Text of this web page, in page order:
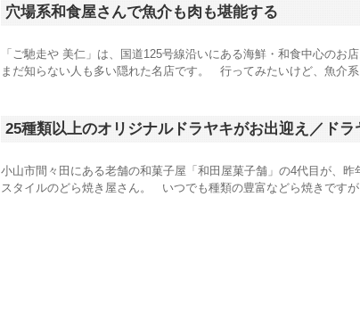
穴場系和食屋さんで魚介も肉も堪能する
「ご馳走や 美仁」は、国道125号線沿いにある海鮮・和食中心のお
まだ知らない人も多い隠れた名店です。 行ってみたいけど、魚介系
25種類以上のオリジナルドラヤキがお出迎え／ドラ
小山市間々田にある老舗の和菓子屋「和田屋菓子舗」の4代目が、
スタイルのどら焼き屋さん。 いつでも種類の豊富などら焼きです